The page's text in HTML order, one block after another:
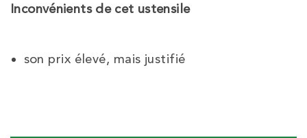
Inconvénients de cet ustensile
son prix élevé, mais justifié